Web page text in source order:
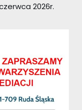
2026r.